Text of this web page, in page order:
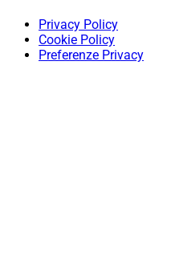
Privacy Policy
Cookie Policy
Preferenze Privacy